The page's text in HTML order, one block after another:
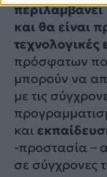
και θα είναι
τεχνολογικές
πρόσφατων
μπορούν να
με τις
και
-προστασία –
σε σύγχρονες